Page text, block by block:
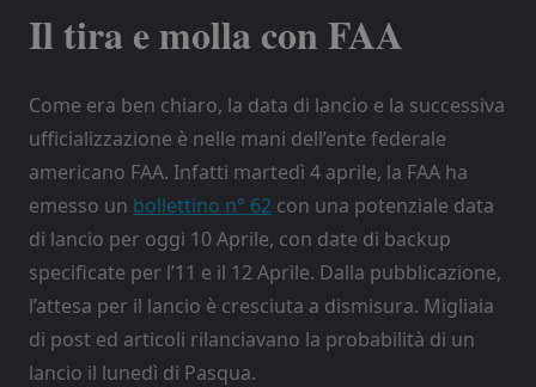
Il tira e molla con FAA
Come era ben chiaro, la data di lancio e la successiva
ufficializzazione è nelle mani dell’ente federale
americano FAA. Infatti martedì 4 aprile, la FAA ha
emesso un bollettino n° 62 con una potenziale data
di lancio per oggi 10 Aprile, con date di backup
specificate per l’11 e il 12 Aprile. Dalla pubblicazione,
l’attesa per il lancio è cresciuta a dismisura. Migliaia
di post ed articoli rilanciavano la probabilità di un
lancio il lunedì di Pasqua.